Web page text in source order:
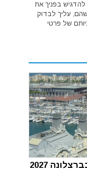
להדגיש בפניך את
עליך לבדוק
של פרטי
2027